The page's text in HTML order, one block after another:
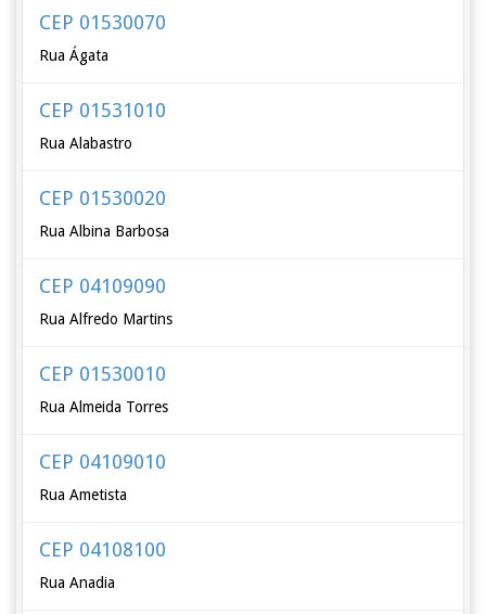
CEP 01530070
Rua Ágata
CEP 01531010
Rua Alabastro
CEP 01530020
Rua Albina Barbosa
CEP 04109090
Rua Alfredo Martins
CEP 01530010
Rua Almeida Torres
CEP 04109010
Rua Ametista
CEP 04108100
Rua Anadia